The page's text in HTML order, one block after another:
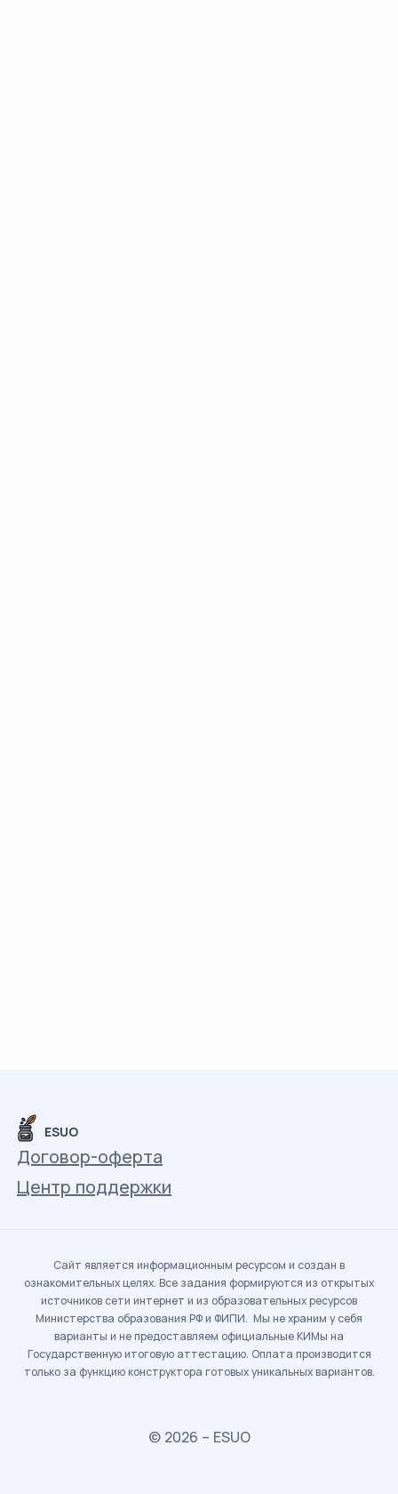
ESUO
Договор-оферта
Центр поддержки
Сайт является информационным ресурсом и создан в
ознакомительных целях. Все задания формируются из открытых
источников сети интернет и из образовательных ресурсов
Министерства образования РФ и ФИПИ. Мы не храним у себя
варианты и не предоставляем официальные КИМы на
Государственную итоговую аттестацию. Оплата производится
только за функцию конструктора готовых уникальных вариантов.
© 2026 – ESUO